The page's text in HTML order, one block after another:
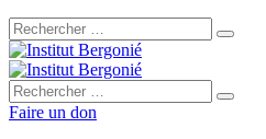
Rechercher :
Rechercher :
Faire un don